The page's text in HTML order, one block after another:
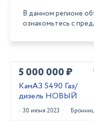
В данном регионе
ознакомьтесь с
5 000 000 ₽
КамАЗ 5490 Газ/
дизель НОВЫЙ
30 июня 2023